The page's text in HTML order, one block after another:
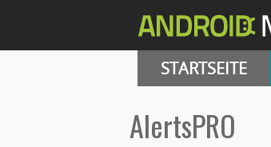
STARTSEITE
AlertsPRO